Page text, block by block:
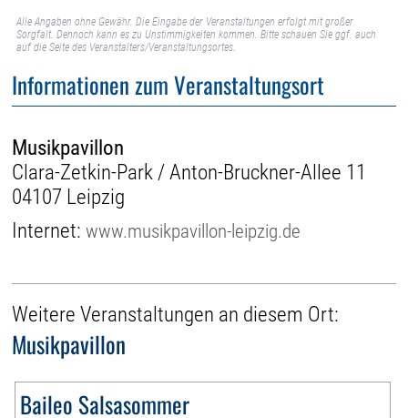
Alle Angaben ohne Gewähr. Die Eingabe der Veranstaltungen erfolgt mit großer
Sorgfalt. Dennoch kann es zu Unstimmigkeiten kommen. Bitte schauen Sie ggf. auch
auf die Seite des Veranstalters/Veranstaltungsortes.
Informationen zum Veranstaltungsort
Musikpavillon
Clara-Zetkin-Park / Anton-Bruckner-Allee 11
04107 Leipzig
Internet:www.musikpavillon-leipzig.de
Weitere Veranstaltungen an diesem Ort:
Musikpavillon
Baileo Salsasommer